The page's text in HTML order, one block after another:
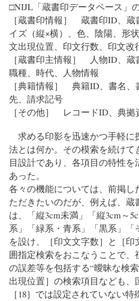
□NIJL「蔵書印データベース」
［蔵書印情報］ 蔵書印ID、
イズ（縦×横）、色、陰陽、形
文出現位置、印文行数、印文改
［蔵書印主情報］ 人物ID、
職種、時代、人物情報
［典籍情報］ 典籍ID、書名
先、請求記号
［その他］ レコードID、典拠
求める印影を迅速かつ手軽に
法とは何か。その模索を続け
目設計であり、各項目の特性
あった。
各々の機能については、前掲
ただきたいのだが、例えば、蔵
は、「縦3cm未満」「縦3cm～
系」「緑系・青系」「黒系」「
を設け、［印文文字数］と［
囲指定検索をおこなうことで
の誤差等を包括する“曖昧な検
出現位置］の検索項目なども
［18］では設定されていない